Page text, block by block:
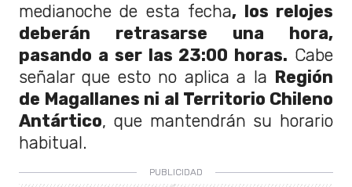
medianoche de esta fecha, los relojes
deberán retrasarse una hora,
pasando a ser las 23:00 horas. Cabe
señalar que esto no aplica a la Región
de Magallanes ni al Territorio Chileno
Antártico, que mantendrán su horario
habitual.